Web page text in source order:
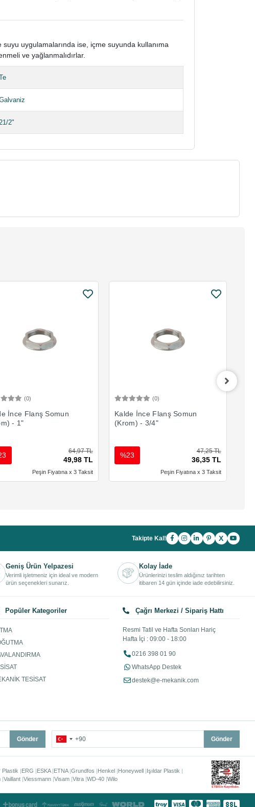
suyu uygulamalarında ise, içme suyunda kullanıma
ve yağlanmalıdırlar.
21/2"
(0)
İnce Flanş Somun
- 1"
64,97 TL
49,98 TL
Peşin Fiyatına x 3 Taksit
(0)
Kalde İnce Flanş Somun
(Krom) - 3/4"
47,25 TL
36,35 TL
%23
Peşin Fiyatına x 3 Taksit
Takipte Kal! X
Geniş Ürün Yelpazesi
Verimli işletmeniz için ideal ve modern
ürün seçenekleri sunarız.
Kolay İade
Ürünlerinizi teslim aldığınız tarihten
itibaren 14 gün içinde iade edebilirsiniz.
Popüler Kategoriler
TESİSAT
Çağrı Merkezi / Sipariş Hattı
Resmi Tatil ve Hafta Sonları Hariç
Hafta İçi : 09:00 - 18:00
0216 398 01 90
WhatsApp Destek
destek@e-mekanik.com
Gönder Gönder
Plastik ERG ESKA ETNA Grundfos Henkel Honeywell Işıldar Plastik
Vaillant Viessmann Visam Vitra WD-40 Wilo